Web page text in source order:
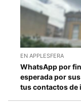
EN APPLESFERA
WhatsApp por
esperada por
tus contactos de